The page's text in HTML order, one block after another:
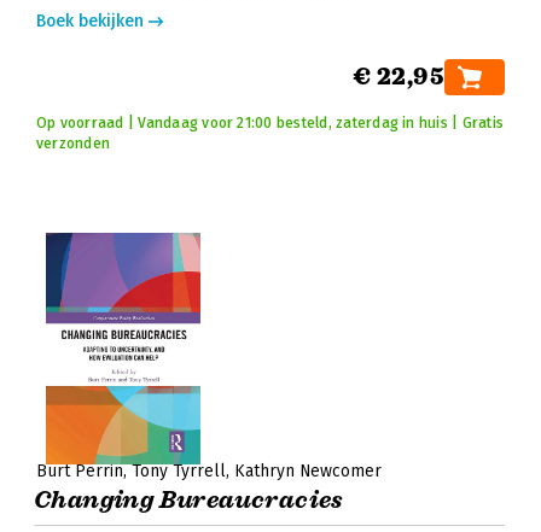
Boek bekijken
€ 22,95
Op voorraad | Vandaag voor 21:00 besteld, zaterdag in huis | Gratis
verzonden
Burt Perrin Tony Tyrrell Kathryn Newcomer
Changing Bureaucracies